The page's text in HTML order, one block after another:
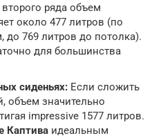
ряда объем
около 477 литров (по
769 литров до потолка).
для большинства
сиденьях: Если сложить
объем значительно
impressive 1577 литров.
Каптива идеальным